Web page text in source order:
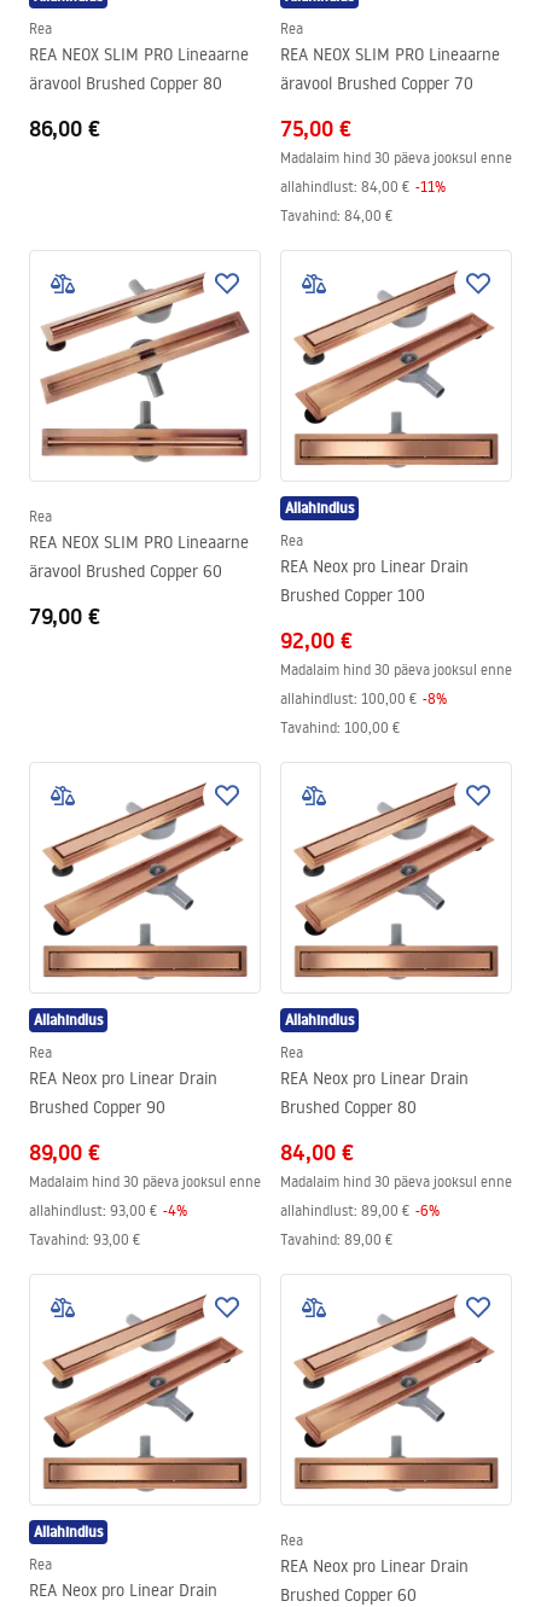
Rea
REA NEOX SLIM PRO Lineaarne
äravool Brushed Copper 80
86,00 €
Rea
REA NEOX SLIM PRO Lineaarne
äravool Brushed Copper 70
75,00 €
Madalaim hind 30 päeva jooksul enne
allahindlust: 84,00 € -11%
Tavahind: 84,00 €
Rea
REA NEOX SLIM PRO Lineaarne
äravool Brushed Copper 60
79,00 €
Allahindlus
Rea
REA Neox pro Linear Drain
Brushed Copper 100
92,00 €
Madalaim hind 30 päeva jooksul enne
allahindlust: 100,00 € -8%
Tavahind: 100,00 €
Allahindlus
Rea
REA Neox pro Linear Drain
Brushed Copper 90
89,00 €
Madalaim hind 30 päeva jooksul enne
allahindlust: 93,00 € -4%
Tavahind: 93,00 €
Allahindlus
Rea
REA Neox pro Linear Drain
Brushed Copper 80
84,00 €
Madalaim hind 30 päeva jooksul enne
allahindlust: 89,00 € -6%
Tavahind: 89,00 €
Allahindlus
Rea
REA Neox pro Linear Drain
Rea
REA Neox pro Linear Drain
Brushed Copper 60